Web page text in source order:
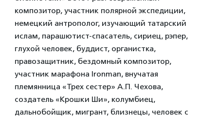
композитор, участник полярной экспедиции,
немецкий антрополог, изучающий татарский
ислам, парашютист-спасатель, сириец, рэпер,
глухой человек, буддист, органистка,
правозащитник, бездомный композитор,
участник марафона Ironman, внучатая
племянница «Трех сестер» А.П. Чехова,
создатель «Крошки Ши», колумбиец,
дальнобойщик, мигрант, близнецы, человек с